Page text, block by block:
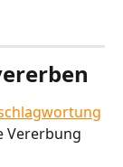
Vererbung